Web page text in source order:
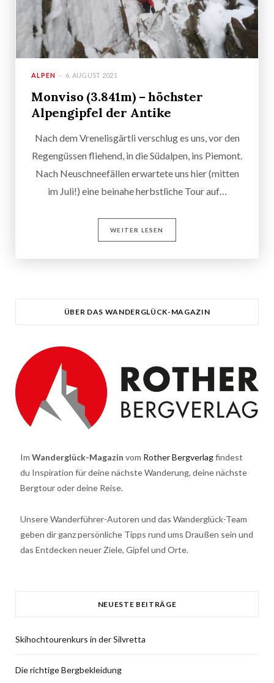
ALPEN 6. AUGUST 2021
Monviso (3.841m) – höchster
Alpengipfel der Antike
Nach dem Vrenelisgärtli verschlug es uns, vor den
Regengüssen fliehend, in die Südalpen, ins Piemont.
Nach Neuschneefällen erwartete uns hier (mitten
im Juli!) eine beinahe herbstliche Tour auf…
WEITER LESEN
ÜBER DAS WANDERGLÜCK-MAGAZIN
Im Wanderglück-Magazin vom Rother Bergverlagfindest
du Inspiration für deine nächste Wanderung, deine nächste
Bergtour oder deine Reise.
Unsere Wanderführer-Autoren und das Wanderglück-Team
geben dir ganz persönliche Tipps rund ums Draußen sein und
das Entdecken neuer Ziele, Gipfel und Orte.
NEUESTE BEITRÄGE
Skihochtourenkurs in der Silvretta
Die richtige Bergbekleidung